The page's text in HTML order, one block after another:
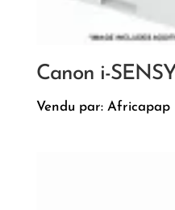
Canon i-
Vendu par: Africapap